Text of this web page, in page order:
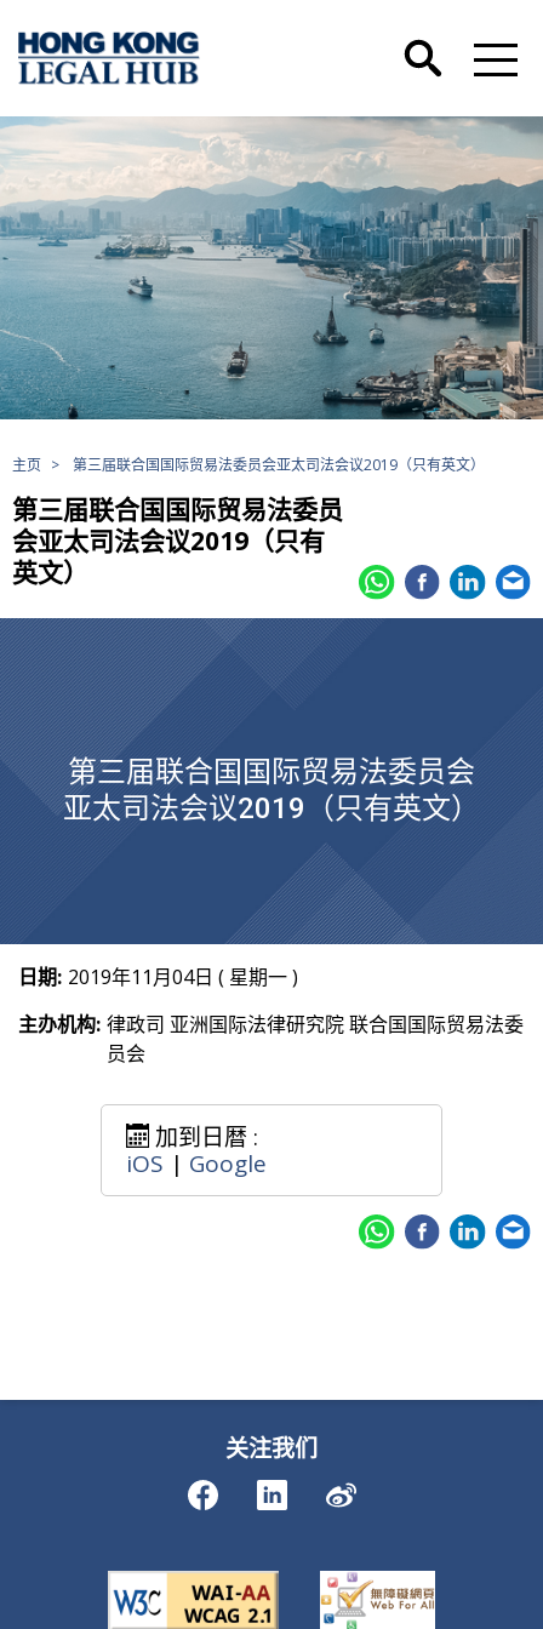
主页 > 第三届联合国国际贸易法委员会亚太司法会议2019（只有英文）
第三届联合国国际贸易法委员
会亚太司法会议2019（只有
英文）
第三届联合国国际贸易法委员会
亚太司法会议2019（只有英文）
日期: 2019年11月04日 ( 星期一 )
主办机构: 律政司 亚洲国际法律研究院 联合国国际贸易法委
员会
加到日暦 :
iOS | Google
关注我们